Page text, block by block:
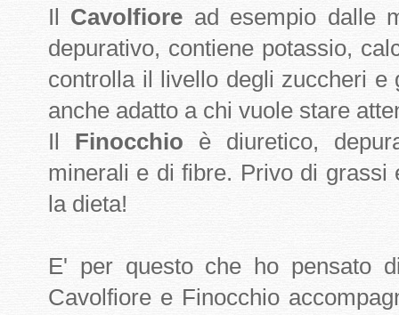
Il Cavolfiore ad esempio dalle
depurativo, contiene potassio,
controlla il livello degli zuccheri
anche adatto a chi vuole stare
Il Finocchio è diuretico,
minerali e di fibre. Privo di grassi
la dieta!
E' per questo che ho pensato
Cavolfiore e Finocchio